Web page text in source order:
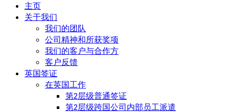
主页
关于我们
我们的团队
公司精神和所获奖项
我们的客户与合作方
客户反馈
英国签证
在英国工作
第2层级普通签证
第2层级跨国公司内部员工派遣